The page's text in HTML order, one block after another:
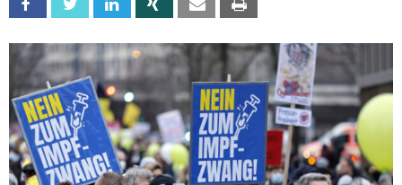
Facebook Twitter Linkedin Xing Email